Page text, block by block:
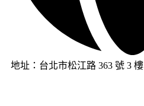
地址：台北市松江路 363 號 3 樓